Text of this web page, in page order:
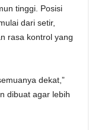
tinggi. Posisi
dari setir,
rasa kontrol yang
dekat,”
dibuat agar lebih